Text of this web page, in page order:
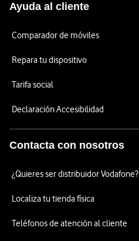
Ayuda al cliente
Comparador de móviles
Repara tu dispositivo
Tarifa social
Declaración Accesibilidad
Contacta con nosotros
¿Quieres ser distribuidor Vodafone?
Localiza tu tienda física
Teléfonos de atención al cliente